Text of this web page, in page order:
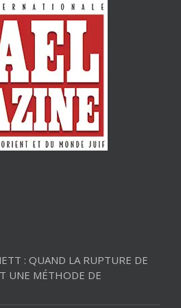
: QUAND LA RUPTURE DE
UNE MÉTHODE DE